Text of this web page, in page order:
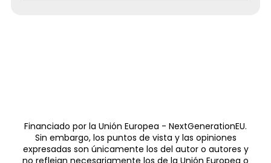
Financiado por la Unión Europea - NextGenerationEU.
Sin embargo, los puntos de vista y las opiniones
expresadas son únicamente los del autor o autores y
no reflejan necesariamente los de la Unión Europea o